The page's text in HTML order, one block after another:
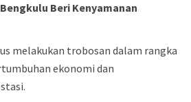
Beri Kenyamanan
melakukan trobosan dalam rangka
ekonomi dan